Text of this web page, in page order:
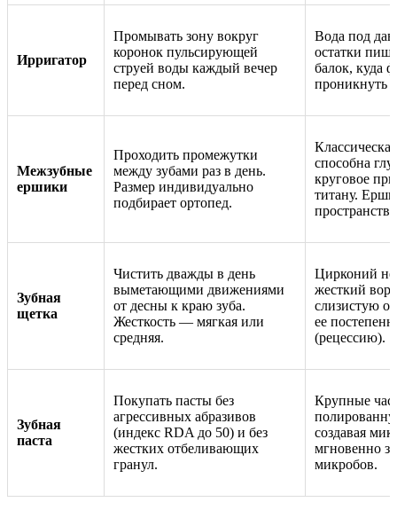
Ирригатор
Промывать зону вокруг
коронок пульсирующей
струей воды каждый вечер
перед сном.
Вода под
остатки
балок, куда
проникнуть
Межзубные
ершики
Проходить промежутки
между зубами раз в день.
Размер индивидуально
подбирает ортопед.
способна
круговое
титану.
Зубная
щетка
Чистить дважды в день
выметающими движениями
от десны к краю зуба.
Жесткость — мягкая или
средняя.
Цирконий не
жесткий
слизистую
ее
(рецессию).
Зубная
паста
Покупать пасты без
агрессивных абразивов
(индекс RDA до 50) и без
жестких отбеливающих
гранул.
Крупные
создавая
мгновенно
микробов.